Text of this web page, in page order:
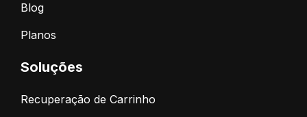
Blog
Planos
Soluções
Recuperação de Carrinho